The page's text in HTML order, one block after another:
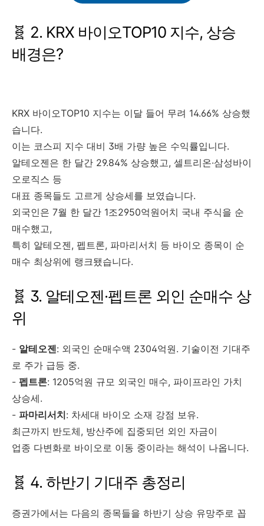
2. KRX 바이오TOP10 지수, 상승
배경은?
KRX 바이오TOP10 지수는 이달 들어 무려 14.66% 상승했
습니다.
이는 코스피 지수 대비 3배 가량 높은 수익률입니다.
알테오젠은 한 달간 29.84% 상승했고, 셀트리온·삼성바이
오로직스 등
대표 종목들도 고르게 상승세를 보였습니다.
외국인은 7월 한 달간 1조2950억원어치 국내 주식을 순
매수했고,
특히 알테오젠, 펩트론, 파마리서치 등 바이오 종목이 순
매수 최상위에 랭크됐습니다.
3. 알테오젠·펩트론 외인 순매수 상
위
- 알테오젠: 외국인 순매수액 2304억원. 기술이전 기대주
로 주가 급등 중.
- 펩트론: 1205억원 규모 외국인 매수, 파이프라인 가치
상승세.
- 파마리서치: 차세대 바이오 소재 강점 보유.
최근까지 반도체, 방산주에 집중되던 외인 자금이
업종 다변화로 바이오로 이동 중이라는 해석이 나옵니다.
4. 하반기 기대주 총정리
증권가에서는 다음의 종목들을 하반기 상승 유망주로 꼽